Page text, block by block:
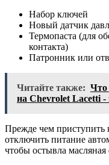
Набор ключей
Новый датчик
Термопаста (для
контакта)
Патронник или
Читайте также: Что
на Chevrolet Lacetti
Прежде чем приступить
отключить питание
чтобы остывла масляная